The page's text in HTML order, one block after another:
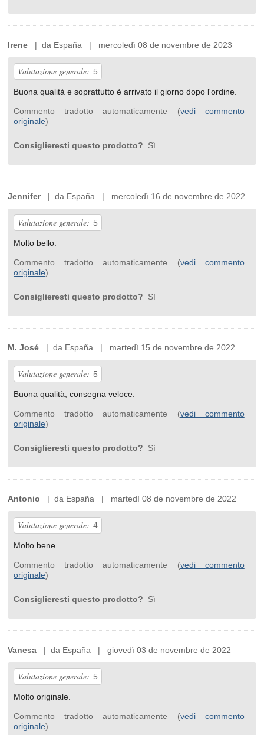
Irene | da España | mercoledì 08 de novembre de 2023
Valutazione generale: 5
Buona qualità e soprattutto è arrivato il giorno dopo l'ordine.
Commento tradotto automaticamente (vedi commento
originale)
Consiglieresti questo prodotto? Sì
Jennifer| da España | mercoledì 16 de novembre de 2022
Valutazione generale: 5
Molto bello.
Commento tradotto automaticamente (vedi commento
originale)
Consiglieresti questo prodotto? Sì
M. José | da España | martedì 15 de novembre de 2022
Valutazione generale: 5
Buona qualità, consegna veloce.
Commento tradotto automaticamente (vedi commento
originale)
Consiglieresti questo prodotto? Sì
Antonio | da España | martedì 08 de novembre de 2022
Valutazione generale: 4
Molto bene.
Commento tradotto automaticamente (vedi commento
originale)
Consiglieresti questo prodotto? Sì
Vanesa | da España | giovedì 03 de novembre de 2022
Valutazione generale: 5
Molto originale.
Commento tradotto automaticamente (vedi commento
originale)